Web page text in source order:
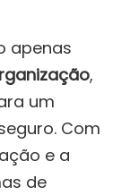
apenas
,
um
Com
e a
de